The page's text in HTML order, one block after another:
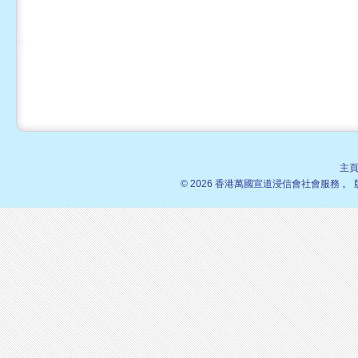
主頁
© 2026 香港萬國宣道浸信會社會服務 。